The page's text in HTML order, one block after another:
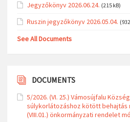
Jegyzőkönyv 2026.06.24. (215 kB)
Ruszin jegyzőkönyv 2026.05.04.
See All Documents
DOCUMENTS
5/2026. (VI. 25.) Vámosújfalu
súlykorlátozáshoz kötött behajtás
(VIII.01.) önkormányzati rendelet